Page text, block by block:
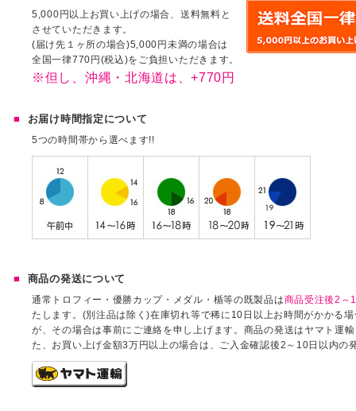
5,000円以上お買い上げの場合、送料無料と
させていただきます。
(届け先１ヶ所の場合)5,000円未満の場合は
全国一律770円(税込)をご負担いただきます。
※但し、沖縄・北海道は、+770円
お届け時間指定について
5つの時間帯から選べます!!
商品の発送について
通常トロフィー・優勝カップ・メダル・楯等の既製品は商品受注後2～
たします。(別注品は除く)在庫切れ等で稀に10日以上お時間がかかる
が、その場合は事前にご連絡を申し上げます。商品の発送はヤマト運
た、お買い上げ金額3万円以上の場合は、ご入金確認後2～10日以内の